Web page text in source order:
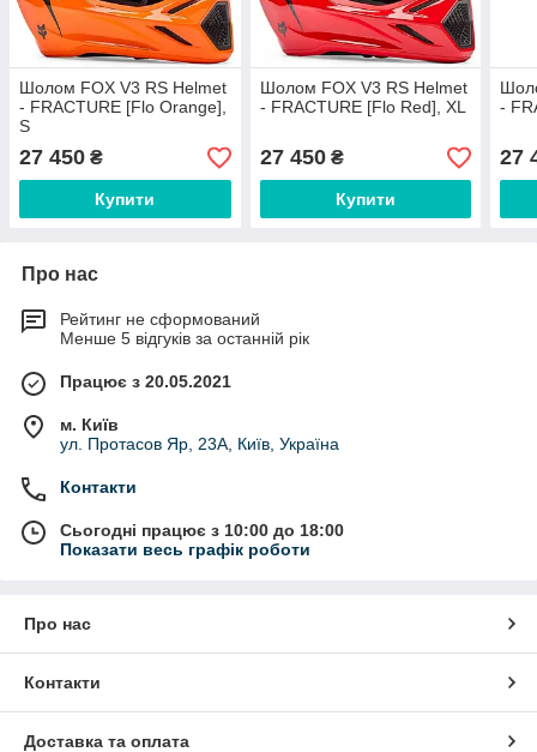
Шолом FOX V3 RS Helmet
- FRACTURE [Flo Orange],
S
27 450 ₴
Купити
Шолом FOX V3 RS Helmet
- FRACTURE [Flo Red], XL
27 450₴
Купити
-
27
Про нас
Рейтинг не сформований
Менше 5 відгуків за останній рік
Працює з 20.05.2021
м. Київ
ул. Протасов Яр, 23А, Київ, Україна
Контакти
Сьогодні працює з 10:00 до 18:00
Показати весь графік роботи
Про нас
Контакти
Доставка та оплата